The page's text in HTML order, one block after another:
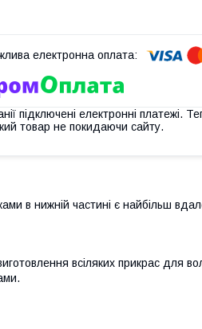
підключені електронні платежі.
товар не покидаючи сайту.
в нижній частині є найбільш
всіляких прикрас для